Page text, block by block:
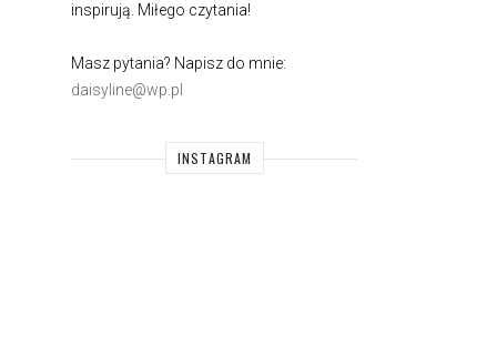
inspirują. Miłego czytania!
Masz pytania? Napisz do mnie:
daisyline@wp.pl
INSTAGRAM